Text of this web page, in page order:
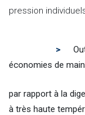
pression
> O
économies de
par rapport à la
à très haute